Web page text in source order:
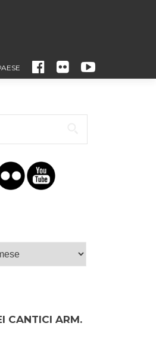
FACEBOOKFLICKRYOUTUBE
CANTICI ARM.